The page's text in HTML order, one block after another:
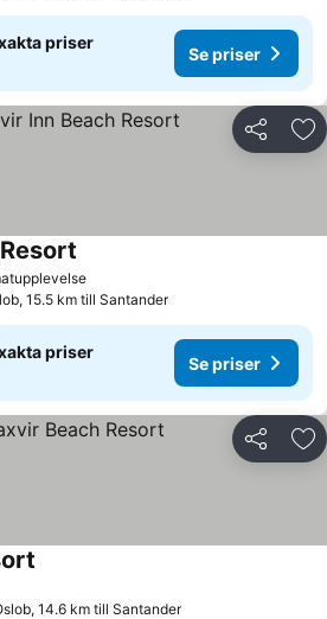
priser
Se priser
Dela
15.5 km till Santander
priser
Se priser
Dela
14.6 km till Santander